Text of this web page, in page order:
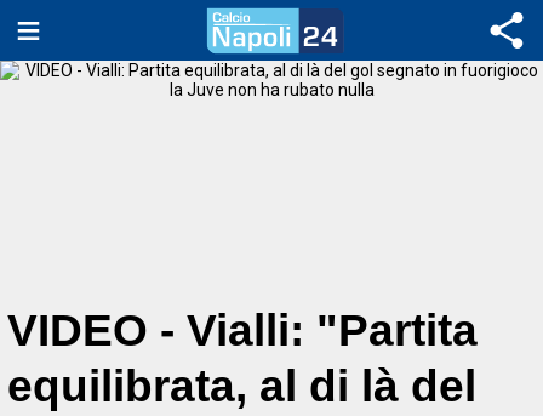
VIDEO - Vialli: "Partita
equilibrata, al di là del